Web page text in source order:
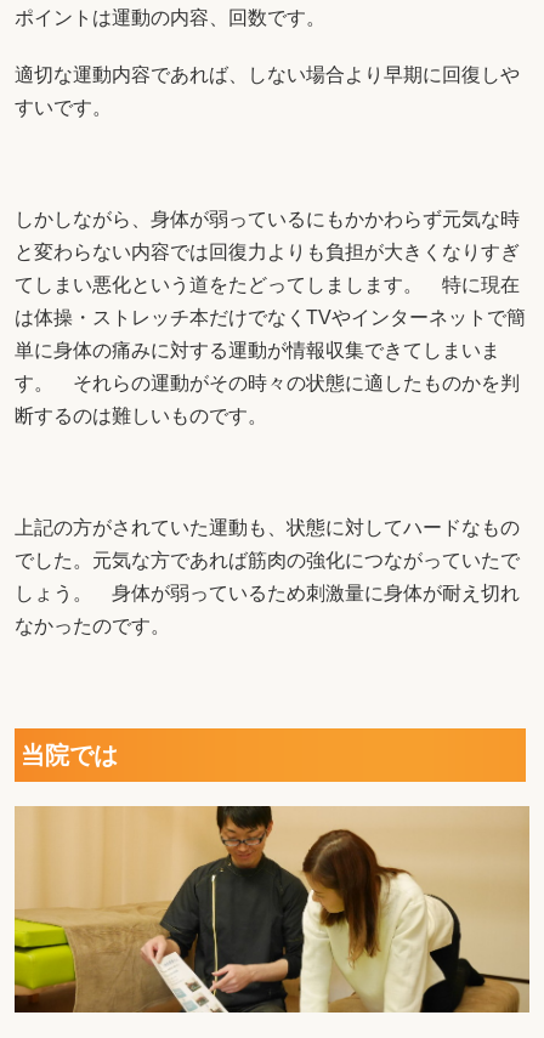
ポイントは運動の内容、回数です。
適切な運動内容であれば、しない場合より早期に回復しや
すいです。
しかしながら、身体が弱っているにもかかわらず元気な時
と変わらない内容では回復力よりも負担が大きくなりすぎ
てしまい悪化という道をたどってしまします。 特に現在
は体操・ストレッチ本だけでなくTVやインターネットで簡
単に身体の痛みに対する運動が情報収集できてしまいま
す。 それらの運動がその時々の状態に適したものかを判
断するのは難しいものです。
上記の方がされていた運動も、状態に対してハードなもの
でした。元気な方であれば筋肉の強化につながっていたで
しょう。 身体が弱っているため刺激量に身体が耐え切れ
なかったのです。
当院では